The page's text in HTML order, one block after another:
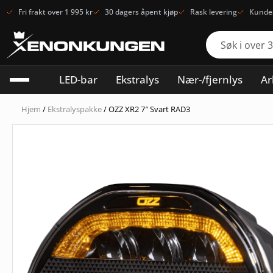
Fri frakt over 1 995 kr 30 dagers åpent kjøp Rask levering
LED-bar Ekstralys Nær-/fjernlys
Hjem / Ekstralyspakke/ OZZ XR2 7″ Svart RAD3